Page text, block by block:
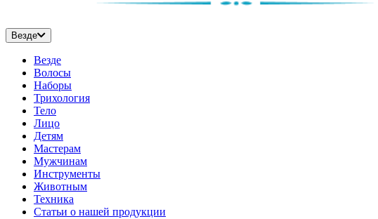
Везде
Везде
Волосы
Наборы
Трихология
Тело
Лицо
Детям
Мастерам
Мужчинам
Инструменты
Животным
Техника
Статьи о нашей продукции